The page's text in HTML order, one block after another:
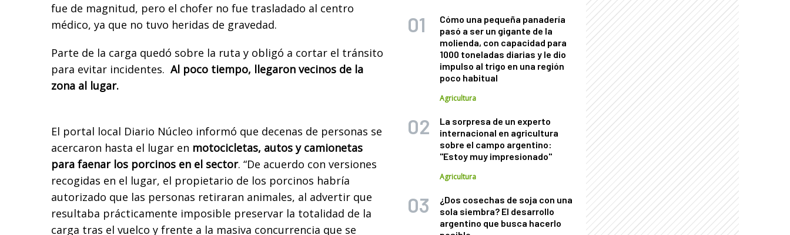
fue de magnitud, pero el chofer no fue trasladado al centro
médico, ya que no tuvo heridas de gravedad.
Parte de la carga quedó sobre la ruta y obligó a cortar el tránsito
para evitar incidentes. Al poco tiempo, llegaron vecinos de la
zona al lugar.
El portal local Diario Núcleo informó que decenas de personas se
acercaron hasta el lugar en motocicletas, autos y camionetas
para faenar los porcinos en el sector. “De acuerdo con versiones
recogidas en el lugar, el propietario de los porcinos habría
autorizado que las personas retiraran animales, al advertir que
resultaba prácticamente imposible preservar la totalidad de la
carga tras el vuelco y frente a la masiva concurrencia que se
Cómo una pequeña panadería
pasó a ser un gigante de la
molienda, con capacidad para
1000 toneladas diarias y le dio
impulso al trigo en una región
poco habitual
Agricultura
La sorpresa de un experto
internacional en agricultura
sobre el campo argentino:
"Estoy muy impresionado"
Agricultura
¿Dos cosechas de soja con una
sola siembra? El desarrollo
argentino que busca hacerlo